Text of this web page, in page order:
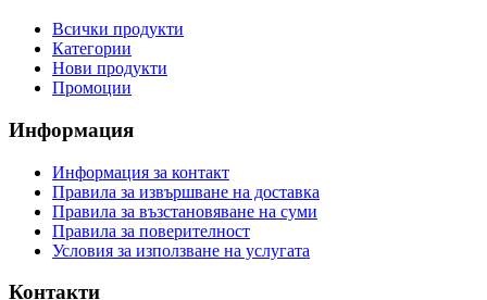
Всички продукти
Категории
Нови продукти
Промоции
Информация
Информация за контакт
Правила за извършване на доставка
Правила за възстановяване на суми
Правила за поверителност
Условия за използване на услугата
Контакти